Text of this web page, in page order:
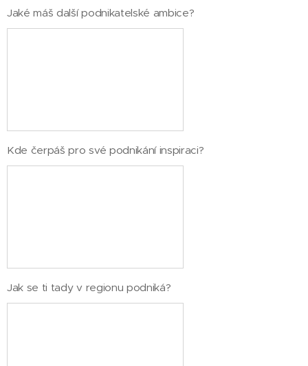
Jaké máš další podnikatelské ambice?
Kde čerpáš pro své podnikání inspiraci?
Jak se ti tady v regionu podniká?